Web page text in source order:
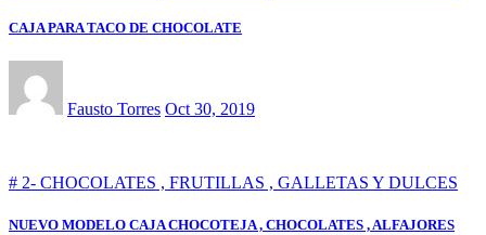
CAJA PARA TACO DE CHOCOLATE
Fausto Torres Oct 30, 2019
# 2- CHOCOLATES , FRUTILLAS , GALLETAS Y DULCES
NUEVO MODELO CAJA CHOCOTEJA , CHOCOLATES , ALFAJORES